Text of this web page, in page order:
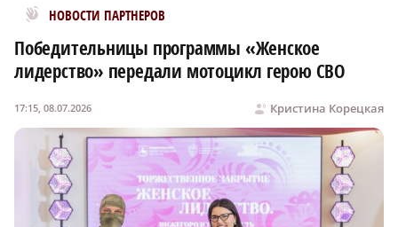
НОВОСТИ ПАРТНЕРОВ
Новости МирТесен
Победительницы программы «Женское
лидерство» передали мотоцикл герою СВО
Кристина Корецкая
17:15, 08.07.2026